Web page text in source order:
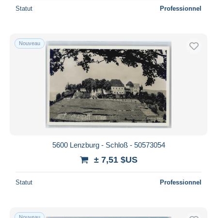
Statut Professionnel
Nouveau
5600 Lenzburg - Schloß - 50573054
± 7,51 $US
Statut Professionnel